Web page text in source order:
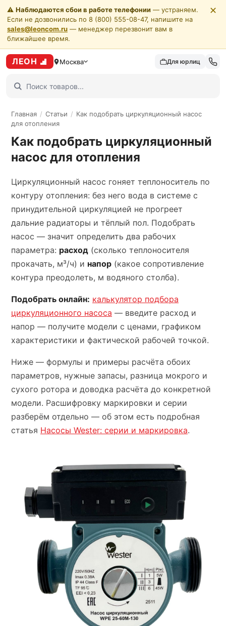
⚠️ Наблюдаются сбои в работе телефонии — устраняем.
Если не дозвонились по 8 (800) 555-08-47, напишите на
sales@leoncom.ru — менеджер перезвонит вам в
ближайшее время.
✕
ЛЕОН Москва Для юрлиц
Главная / Статьи / Как подобрать циркуляционный насос
для отопления
Как подобрать циркуляционный
насос для отопления
Циркуляционный насос гоняет теплоноситель по
контуру отопления: без него вода в системе с
принудительной циркуляцией не прогреет
дальние радиаторы и тёплый пол. Подобрать
насос — значит определить два рабочих
параметра: расход (сколько теплоносителя
прокачать, м³/ч) и напор (какое сопротивление
контура преодолеть, м водяного столба).
Подобрать онлайн: калькулятор подбора
циркуляционного насоса — введите расход и
напор — получите модели с ценами, графиком
характеристики и фактической рабочей точкой.
Ниже — формулы и примеры расчёта обоих
параметров, нужные запасы, разница мокрого и
сухого ротора и доводка расчёта до конкретной
модели. Расшифровку маркировки и серии
разберём отдельно — об этом есть подробная
статья Насосы Wester: серии и маркировка.